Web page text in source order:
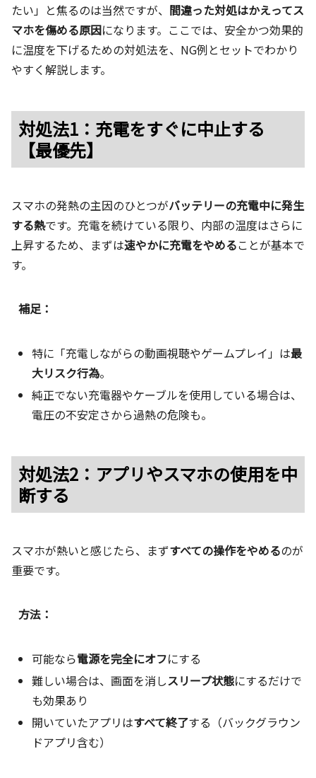
たい」と焦るのは当然ですが、 間違った対処はかえってス
マホを傷める原因になります。ここでは、安全かつ効果的
に温度を下げるための対処法を、NG例とセットでわかり
やすく解説します。
対処法1：充電をすぐに中止する
【最優先】
スマホの発熱の主因のひとつがバッテリーの充電中に発生
する熱です。充電を続けている限り、内部の温度はさらに
上昇するため、まずは速やかに充電をやめることが基本で
す。
補足：
特に「充電しながらの動画視聴やゲームプレイ」は最
大リスク行為。
純正でない充電器やケーブルを使用している場合は、
電圧の不安定さから過熱の危険も。
対処法2：アプリやスマホの使用を中
断する
スマホが熱いと感じたら、まずすべての操作をやめるのが
重要です。
方法：
可能なら電源を完全にオフにする
難しい場合は、画面を消しスリープ状態にするだけで
も効果あり
開いていたアプリはすべて終了する（バックグラウン
ドアプリ含む）